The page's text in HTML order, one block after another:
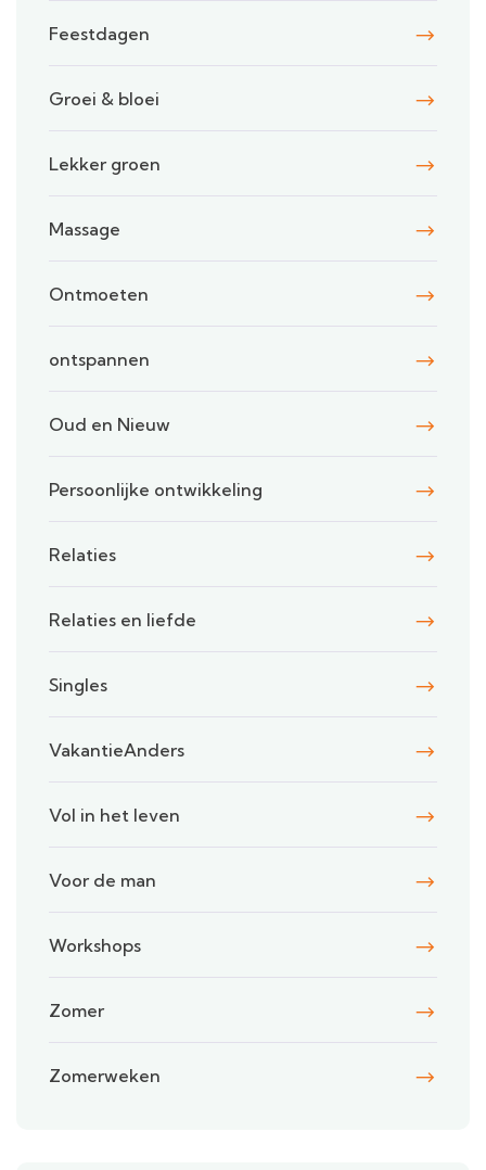
Feestdagen
Groei & bloei
Lekker groen
Massage
Ontmoeten
ontspannen
Oud en Nieuw
Persoonlijke ontwikkeling
Relaties
Relaties en liefde
Singles
VakantieAnders
Vol in het leven
Voor de man
Workshops
Zomer
Zomerweken